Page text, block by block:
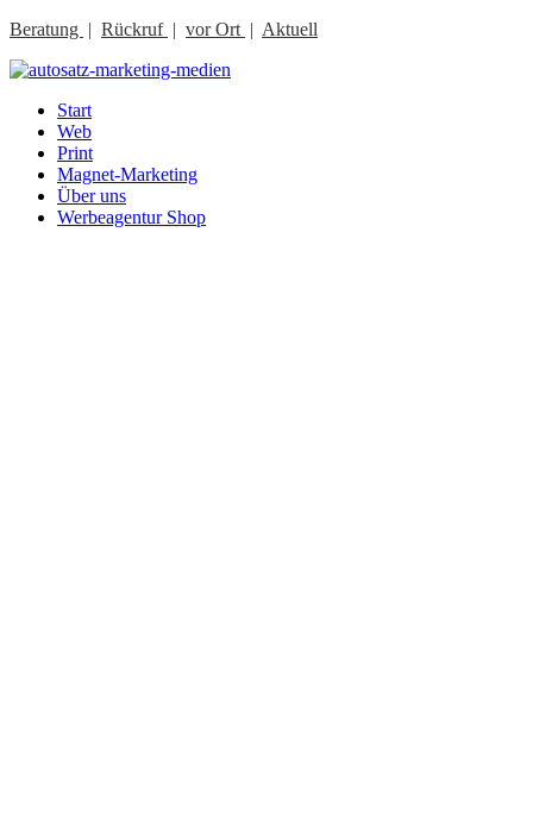
Beratung | Rückruf | vor Ort | Aktuell
Start
Web
Print
Magnet-Marketing
Über uns
Werbeagentur Shop